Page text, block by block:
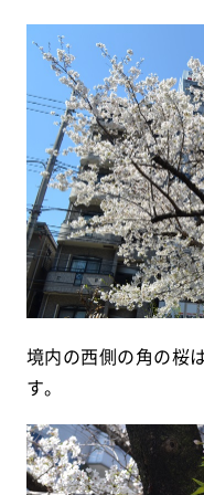
境内の西側の角の桜
す。